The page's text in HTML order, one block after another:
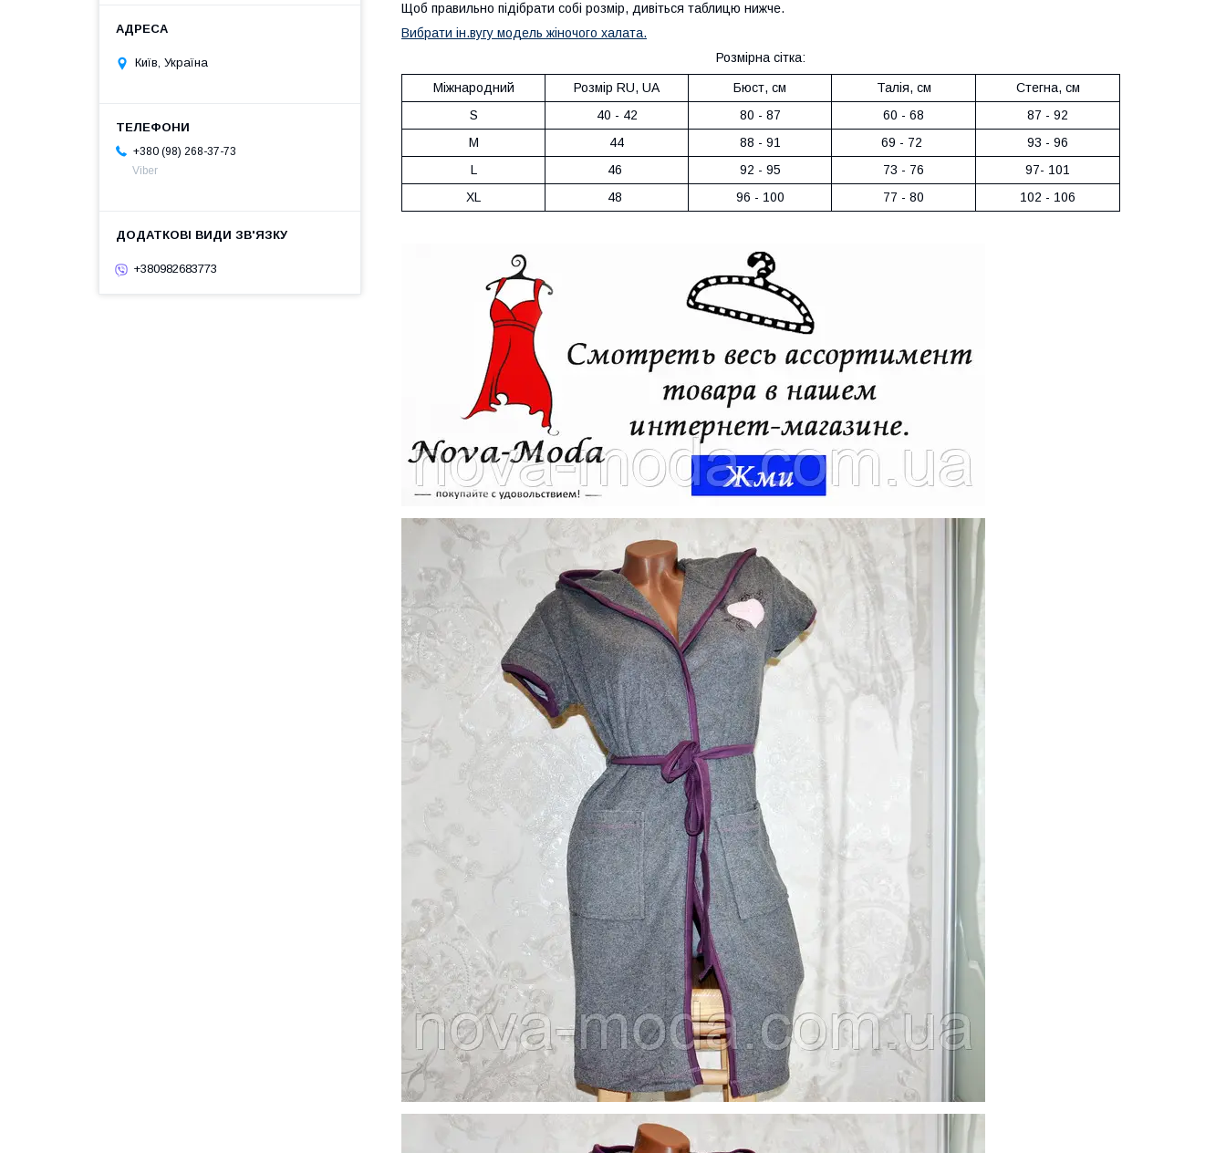
Щоб правильно підібрати собі розмір, дивіться таблицю нижче.
Вибрати ін.вугу модель жіночого халата.
Розмірна сітка:
Міжнародний Розмір RU, UA Бюст, см Талія, см
Стегна, см
S
40 - 42 80 - 87 60 - 68
87 - 92
M
44 88 - 91 69 - 72
93 - 96
L
46 92 - 95 73 - 76
97- 101
XL
48 96 - 100 77 - 80 102 - 106
Київ, Україна
+380 (98) 268-37-73
Viber
+380982683773